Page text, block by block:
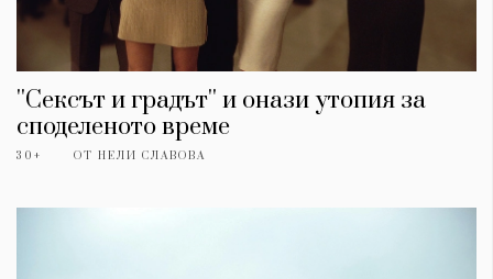
''Сексът и градът'' и онази утопия за
споделеното време
30+ ОТ НЕЛИ СЛАВОВА